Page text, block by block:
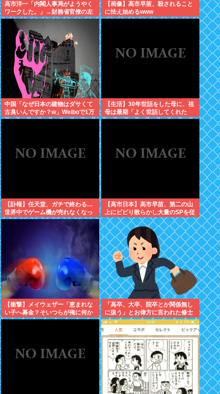
高市洋一「内閣人事局がようやく
ワークした。」→財務省官僚の左
遷記事を喜んでポスト
【画像】高市早苗、殺されること
に怯え始めるwww
中国「なぜ日本の建物はダサくて
古臭いんですか？w」Weiboで1万
いいね
【生活】30年世話をした母に、祖
母は最期「よく世話してくれた
ね。ずっと嫌いだったのが残念だ
【訃報】任天堂、ガチで終わる…
世界中でゲーム機が売れなくなっ
てしまった模様
【高市日本】高市早苗、第二の山
上にビビり散らかし大量のSPを従
え演説台にも全面防弾ガラスを設
置
【衝撃】メイウェザー「恵まれな
い子へ募金？そいつらが俺に何か
してくれたのか・・・・・・？」
「高卒、大卒、院卒とか関係無し
に扱う」とお偉方に言われた修士
卒の女の子が...